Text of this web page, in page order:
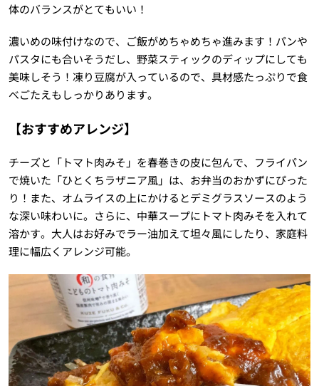
体のバランスがとてもいい！
濃いめの味付けなので、ご飯がめちゃめちゃ進みます！パンや
パスタにも合いそうだし、野菜スティックのディップにしても
美味しそう！凍り豆腐が入っているので、具材感たっぷりで食
べごたえもしっかりあります。
【おすすめアレンジ】
チーズと「トマト肉みそ」を春巻きの皮に包んで、フライパン
で焼いた「ひとくちラザニア風」は、お弁当のおかずにぴった
り！また、オムライスの上にかけるとデミグラスソースのよう
な深い味わいに。さらに、中華スープにトマト肉みそを入れて
溶かす。大人はお好みでラー油加えて坦々風にしたり、家庭料
理に幅広くアレンジ可能。